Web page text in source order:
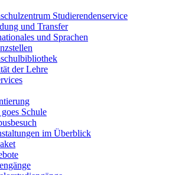
Studierendenservice
und Transfer
und Sprachen
der Lehre
Schule
im Überblick